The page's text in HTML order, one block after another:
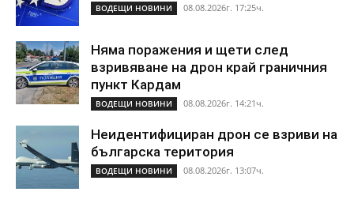
ВОДЕЩИ НОВИНИ 08.08.2026г. 17:25ч.
Няма поражения и щети след
взривяване на дрон край граничния
пункт Кардам
ВОДЕЩИ НОВИНИ 08.08.2026г. 14:21ч.
Неидентифициран дрон се взриви на
българска територия
ВОДЕЩИ НОВИНИ 08.08.2026г. 13:07ч.